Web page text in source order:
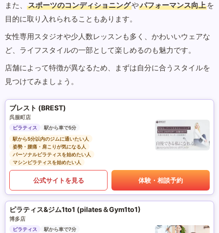
また、
スポーツのコンディショニングやパフォーマンス向上 を
目的に取り入れられることもあります。
女性専用スタジオや少人数レッスンも多く、かわいいウェアな
ど、ライフスタイルの一部として楽しめるのも魅力です。
店舗によって特徴が異なるため、まずは自分に合うスタイルを
見つけてみましょう。
ブレスト (BREST)
呉服町店
ピラティス
駅から車で5分
駅から5分以内のジムに通いたい人
姿勢・腰痛・肩こりが気になる人
パーソナルピラティスを始めたい人
マシンピラティスを始めたい人
公式サイトを見る 体験・相談予約
ピラティス&ジム1to1 (pilates＆Gym1to1)
博多店
ピラティス
駅から車で7分